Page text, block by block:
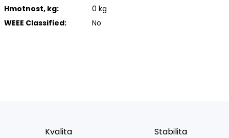
Hmotnost, kg:
0 kg
WEEE Classified:
No
Kvalita
Stabilita